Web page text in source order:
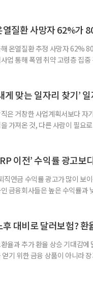
명으로, 1년 전보다 57만 명
열질환 사망자 62%가
온열질환 추정 사망자 62%
업 통해 폭염 취약 고령층 집
층은 825명(33.8%), 80세 이
게 맞는 일자리 찾기’
은 거창한 사업계획서보다 자
가져온 것, 다른 사람이 필요
이전’ 수익률 광고보
직연금 수익률 광고가 많이 보
금융회사들은 높은 수익률과
들이 내세우는 퇴직연금 수익률
후 대비로 달러보험?
율과 추가 환율 상승 기대감에
얻기 위한 금융 상품이 아니라